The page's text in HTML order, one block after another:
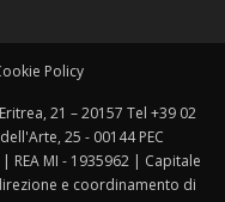
Policy
21 – 20157 Tel +39 02
25 - 00144 PEC
REA MI - 1935962 | Capitale
e coordinamento di